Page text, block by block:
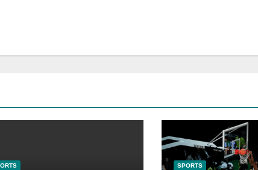
SPORTS